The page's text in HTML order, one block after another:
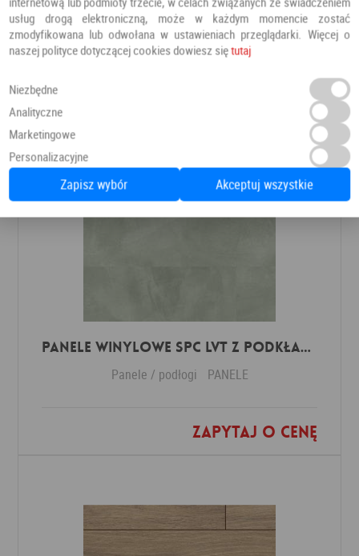
Odporność na ścieranie na poziomie AC4
Panele winylowe SPC LVT z podkładem Soft Sage Klasa 33 6 mm
Panele / podłogi PANELE
Zapytaj o cenę
Dodaj do ulubionych
usług drogą elektroniczną, może w każdym momencie zostać
zmodyfikowana lub odwołana w ustawieniach przeglądarki. Więcej o
naszej polityce dotyczącej cookies dowiesz siętutaj
Niezbędne
Analityczne
Marketingowe
Personalizacyjne
Zapisz wybór Akceptuj wszystkie